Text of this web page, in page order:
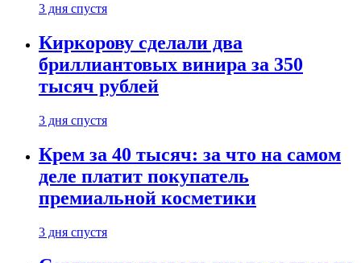
3 дня спустя
Киркорову сделали два
бриллиантовых винира за 350
тысяч рублей
3 дня спустя
Крем за 40 тысяч: за что на самом
деле платит покупатель
премиальной косметики
3 дня спустя